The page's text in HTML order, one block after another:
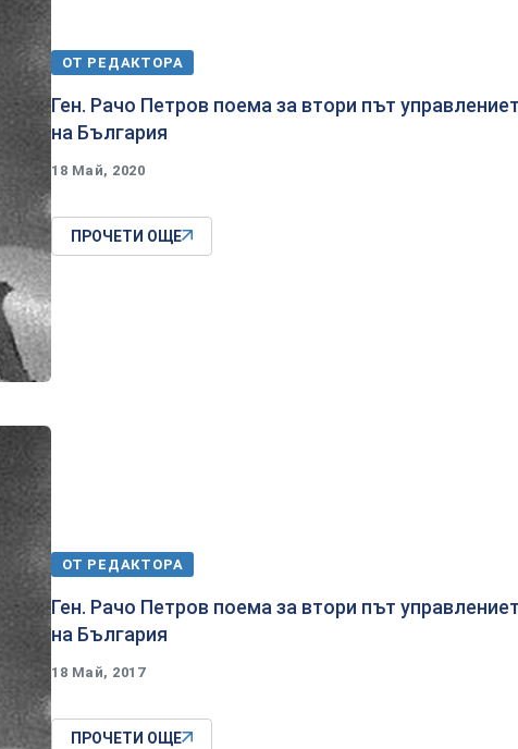
ОТ РЕДАКТОРА
Ген. Рачо Петров поема за втори път
на България
18 Май, 2020
ПРОЧЕТИ ОЩЕ
ОТ РЕДАКТОРА
​Ген. Рачо Петров поема за втори път
на България
18 Май, 2017
ПРОЧЕТИ ОЩЕ